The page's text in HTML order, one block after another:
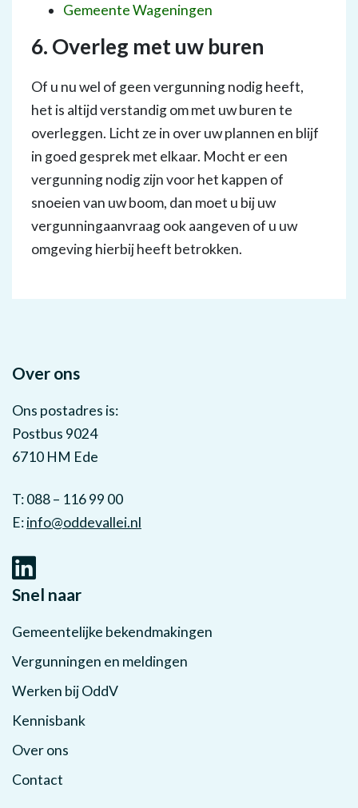
Gemeente Wageningen
6. Overleg met uw buren
Of u nu wel of geen vergunning nodig heeft,
het is altijd verstandig om met uw buren te
overleggen. Licht ze in over uw plannen en blijf
in goed gesprek met elkaar. Mocht er een
vergunning nodig zijn voor het kappen of
snoeien van uw boom, dan moet u bij uw
vergunningaanvraag ook aangeven of u uw
omgeving hierbij heeft betrokken.
Over ons
Ons postadres is:
Postbus 9024
6710 HM Ede
T: 088 – 116 99 00
E:info@oddevallei.nl
Snel naar
Gemeentelijke bekendmakingen
Vergunningen en meldingen
Werken bij OddV
Kennisbank
Over ons
Contact